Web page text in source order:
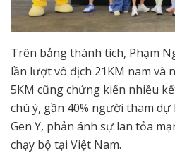
Trên bảng thành tích, Phạm
lần lượt vô địch 21KM nam và
5KM cũng chứng kiến nhiều
chú ý, gần 40% người tham dự
Gen Y, phản ánh sự lan tỏa
chạy bộ tại Việt Nam.